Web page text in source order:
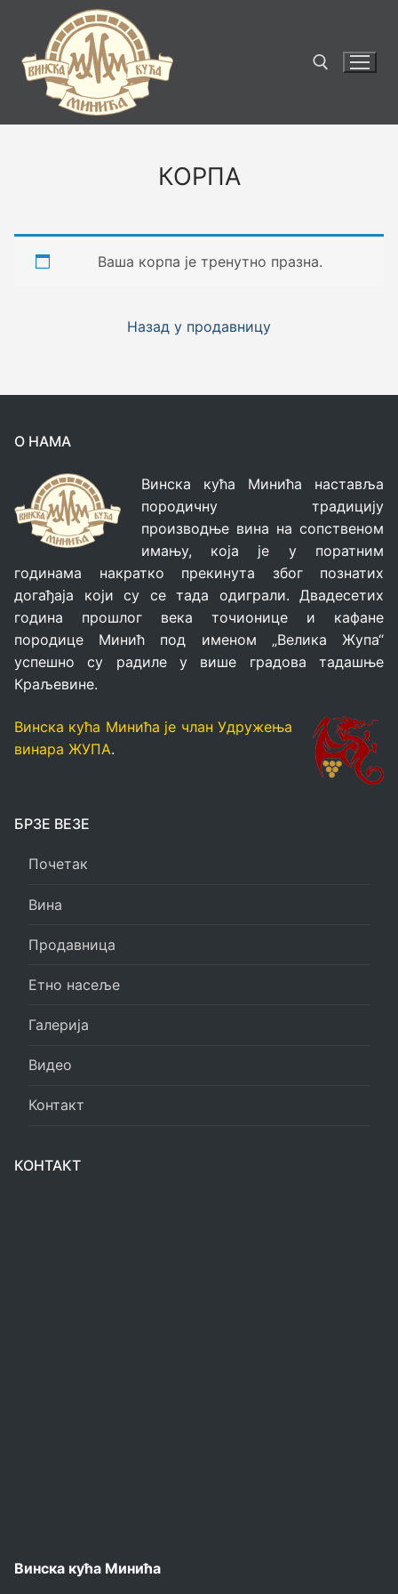
садржаја
КОРПА
Ваша корпа је тренутно празна.
Назад у продавницу
О НАМА
Винска кућа Минића наставља
породичну традицију
производње вина на сопственом
имању, која је у поратним
годинама накратко прекинута због познатих
догађаја који су се тада одиграли. Двадесетих
година прошлог века точионице и кафане
породице Минић под именом „Велика Жупа“
успешно су радиле у више градова тадашње
Краљевине.
Винска кућа Минића је члан Удружења
винара ЖУПА.
БРЗЕ ВЕЗЕ
Почетак
Вина
Продавница
Етно насеље
Галерија
Видео
Контакт
КОНТАКТ
Винска кућа Минића